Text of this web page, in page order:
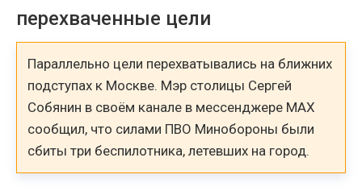
перехваченные цели
Параллельно цели перехватывались на ближних
подступах к Москве. Мэр столицы Сергей
Собянин в своём канале в мессенджере MAX
сообщил, что силами ПВО Минобороны были
сбиты три беспилотника, летевших на город.